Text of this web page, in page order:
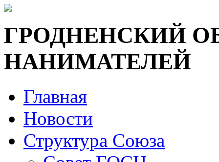
ГРОДНЕНСКИЙ
НАНИМАТЕЛЕЙ
Главная
Новости
Структура Союза